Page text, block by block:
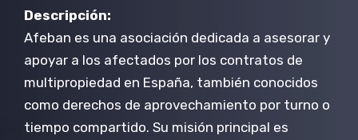
Descripción:
Afeban es una asociación dedicada a asesorar y
apoyar a los afectados por los contratos de
multipropiedad en España, también conocidos
como derechos de aprovechamiento por turno o
tiempo compartido. Su misión principal es